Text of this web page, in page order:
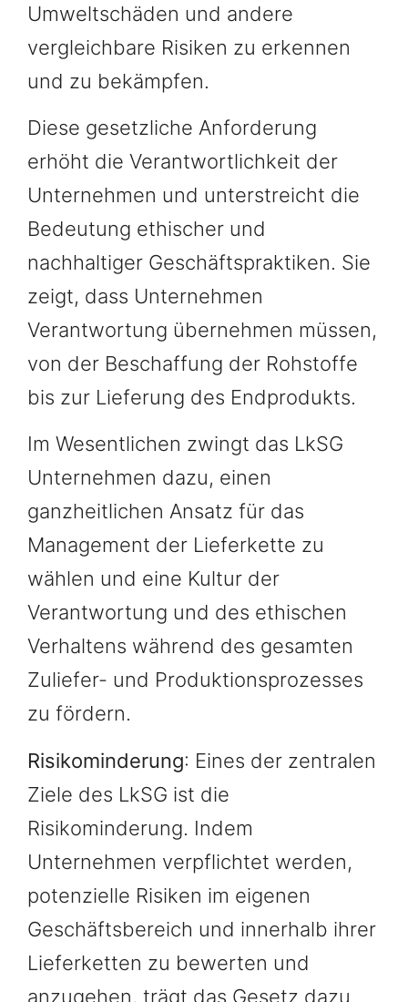
Umweltschäden und andere
vergleichbare Risiken zu erkennen
und zu bekämpfen.
Diese gesetzliche Anforderung
erhöht die Verantwortlichkeit der
Unternehmen und unterstreicht die
Bedeutung ethischer und
nachhaltiger Geschäftspraktiken. Sie
zeigt, dass Unternehmen
Verantwortung übernehmen müssen,
von der Beschaffung der Rohstoffe
bis zur Lieferung des Endprodukts.
Im Wesentlichen zwingt das LkSG
Unternehmen dazu, einen
ganzheitlichen Ansatz für das
Management der Lieferkette zu
wählen und eine Kultur der
Verantwortung und des ethischen
Verhaltens während des gesamten
Zuliefer- und Produktionsprozesses
zu fördern.
Risikominderung: Eines der zentralen
Ziele des LkSG ist die
Risikominderung. Indem
Unternehmen verpflichtet werden,
potenzielle Risiken im eigenen
Geschäftsbereich und innerhalb ihrer
Lieferketten zu bewerten und
anzugehen, trägt das Gesetz dazu